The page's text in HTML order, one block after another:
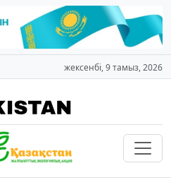
жексенбі, 9 тамыз, 2026